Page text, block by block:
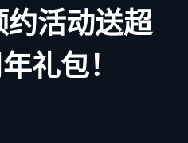
活动送超
礼包！